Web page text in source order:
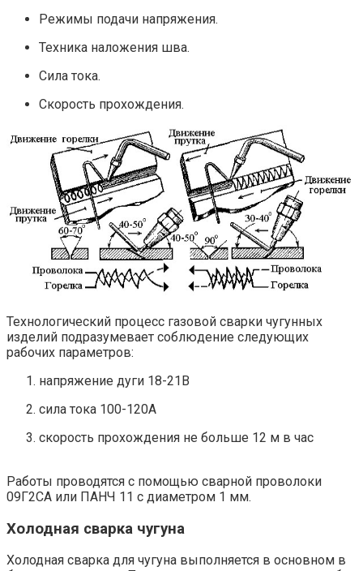
Режимы подачи напряжения.
Техника наложения шва.
Сила тока.
Скорость прохождения.
Технологический процесс газовой сварки чугунных
изделий подразумевает соблюдение следующих
рабочих параметров:
напряжение дуги 18-21В
сила тока 100-120А
скорость прохождения не больше 12 м в час
Работы проводятся с помощью сварной проволоки
09Г2СА или ПАНЧ 11 с диаметром 1 мм.
Холодная сварка чугуна
Холодная сварка для чугуна выполняется в основном в